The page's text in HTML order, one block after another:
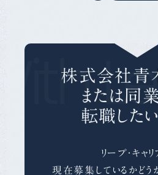
株式会社青
または同
転職した
リープ・キャ
現在募集しているかどう